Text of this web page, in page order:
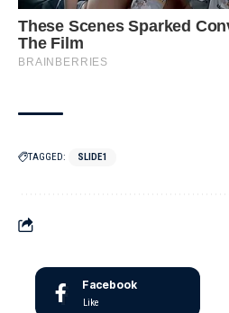
TAGGED: SLIDE1
Facebook
Like